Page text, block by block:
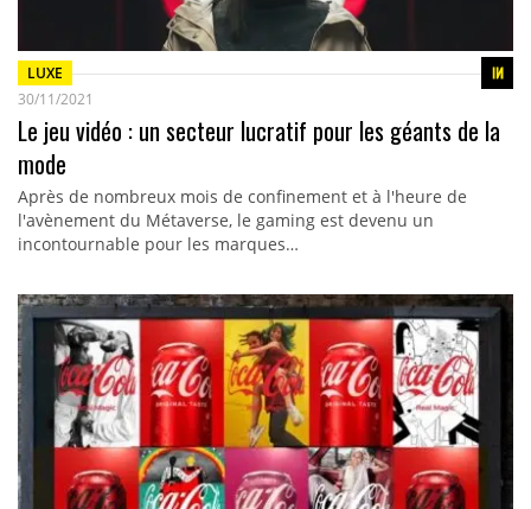
LUXE
30/11/2021
Le jeu vidéo : un secteur lucratif pour les géants de la
mode
Après de nombreux mois de confinement et à l'heure de
l'avènement du Métaverse, le gaming est devenu un
incontournable pour les marques…